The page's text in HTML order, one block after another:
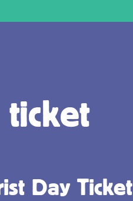
ticket
Day Ticket